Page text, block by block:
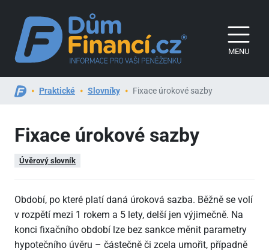
MENU
Praktické Slovníky Fixace úrokové sazby
Fixace úrokové sazby
Úvěrový slovník
Období, po které platí daná úroková sazba. Běžně se volí
v rozpětí mezi 1 rokem a 5 lety, delší jen výjimečně. Na
konci fixačního období lze bez sankce měnit parametry
hypotečního úvěru – částečně či zcela umořit, případně